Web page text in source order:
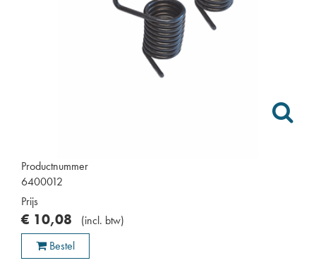
Productnummer
6400012
Prijs
€ 10,08 (incl. btw)
Bestel